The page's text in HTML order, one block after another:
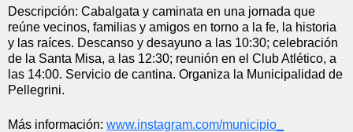
Descripción: Cabalgata y caminata en una jornada que
reúne vecinos, familias y amigos en torno a la fe, la historia
y las raíces. Descanso y desayuno a las 10:30; celebración
de la Santa Misa, a las 12:30; reunión en el Club Atlético, a
las 14:00. Servicio de cantina. Organiza la Municipalidad de
Pellegrini.
Más información: www.instagram.com/municipio_